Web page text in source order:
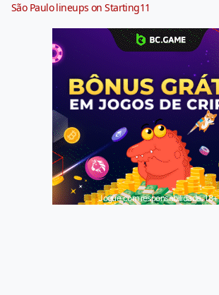
São Paulo lineups on Starting11
Jogue com responsabilidade. 18+